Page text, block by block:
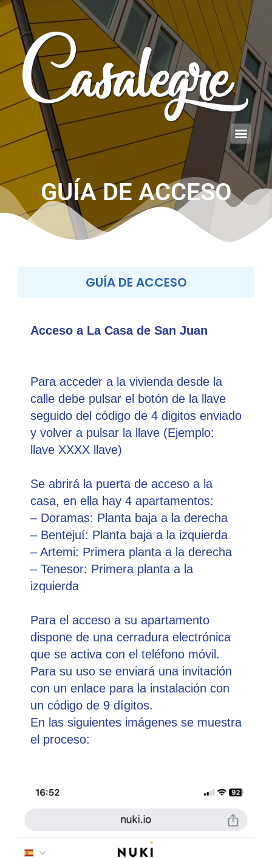
GUÍA DE ACCESO​
GUÍA DE ACCESO
Acceso a La Casa de San Juan
Para acceder a la vivienda desde la
calle debe pulsar el botón de la llave
seguido del código de 4 digitos enviado
y volver a pulsar la llave (Ejemplo:
llave XXXX llave)
Se abrirá la puerta de acceso a la
casa, en ella hay 4 apartamentos:
– Doramas: Planta baja a la derecha
– Bentejuí: Planta baja a la izquierda
– Artemi: Primera planta a la derecha
– Tenesor: Primera planta a la
izquierda
Para el acceso a su apartamento
dispone de una cerradura electrónica
que se activa con el teléfono móvil.
Para su uso se enviará una invitación
con un enlace para la instalación con
un código de 9 dígitos.
En las siguientes imágenes se muestra
el proceso: